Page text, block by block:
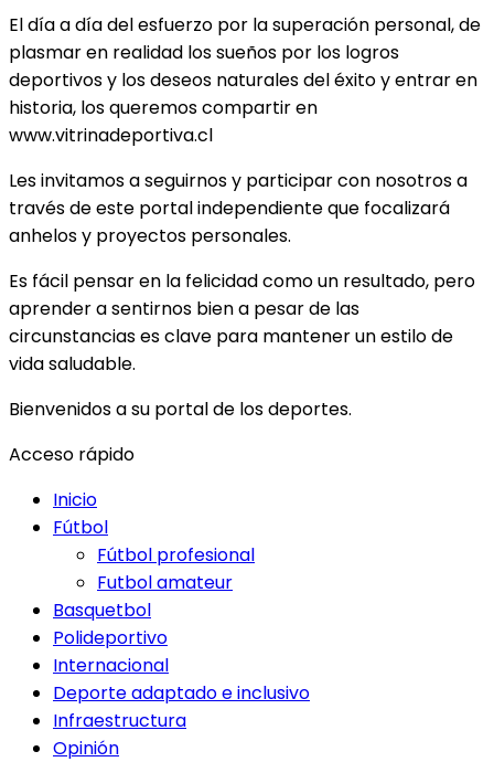
El día a día del esfuerzo por la superación personal, de
plasmar en realidad los sueños por los logros
deportivos y los deseos naturales del éxito y entrar en
historia, los queremos compartir en
www.vitrinadeportiva.cl
Les invitamos a seguirnos y participar con nosotros a
través de este portal independiente que focalizará
anhelos y proyectos personales.
Es fácil pensar en la felicidad como un resultado, pero
aprender a sentirnos bien a pesar de las
circunstancias es clave para mantener un estilo de
vida saludable.
Bienvenidos a su portal de los deportes.
Acceso rápido
Inicio
Fútbol
Fútbol profesional
Futbol amateur
Basquetbol
Polideportivo
Internacional
Deporte adaptado e inclusivo
Infraestructura
Opinión